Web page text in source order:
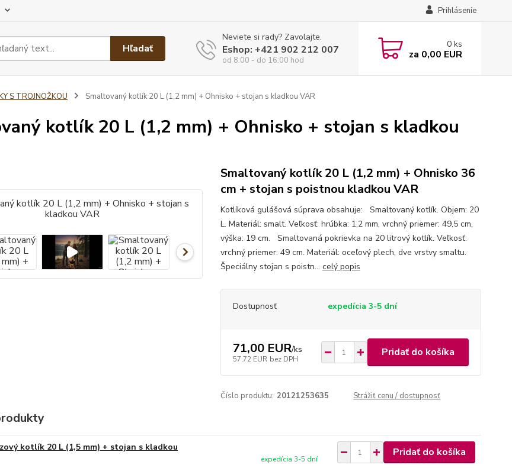
Prihlásenie
Hľadať
Neviete si rady? Zavolajte.
Eshop: +421 902 212 007
od 8:00 - do 16:00 hod
0 ks
za 0,00 EUR
S TROJNOŽKOU Smaltovaný kotlík 20 L (1,2 mm) + Ohnisko + stojan s kladkou VAR
kotlík 20 L (1,2 mm) + Ohnisko + stojan s kladkou
Smaltovaný kotlík 20 L (1,2 mm) + Ohnisko 36
cm + stojan s poistnou kladkou VAR
Kotlíková gulášová súprava obsahuje: Smaltovaný kotlík. Objem: 20
L. Materiál: smalt. Veľkosť: hrúbka: 1,2 mm, vrchný priemer: 49,5 cm,
výška: 19 cm. Smaltovaná pokrievka na 20 litrový kotlík. Veľkosť:
vrchný priemer: 49 cm. Materiál: oceľový plech, dve vrstvy smaltu.
Špeciálny stojan s poistn... celý popis
Dostupnosť expedícia 3-5 dní
71,00 EUR/ks
57,72 EUR bez DPH
Pridať do košíka
Číslo produktu: 20121253635 Strážiť cenu / dostupnosť
kotlík 20 L (1,5 mm) + stojan s kladkou
expedícia 3-5 dní
Pridať do košíka